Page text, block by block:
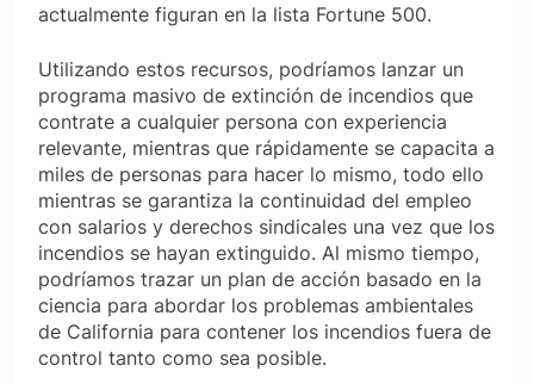
actualmente figuran en la lista Fortune 500.
Utilizando estos recursos, podríamos lanzar un
programa masivo de extinción de incendios que
contrate a cualquier persona con experiencia
relevante, mientras que rápidamente se capacita a
miles de personas para hacer lo mismo, todo ello
mientras se garantiza la continuidad del empleo
con salarios y derechos sindicales una vez que los
incendios se hayan extinguido. Al mismo tiempo,
podríamos trazar un plan de acción basado en la
ciencia para abordar los problemas ambientales
de California para contener los incendios fuera de
control tanto como sea posible.